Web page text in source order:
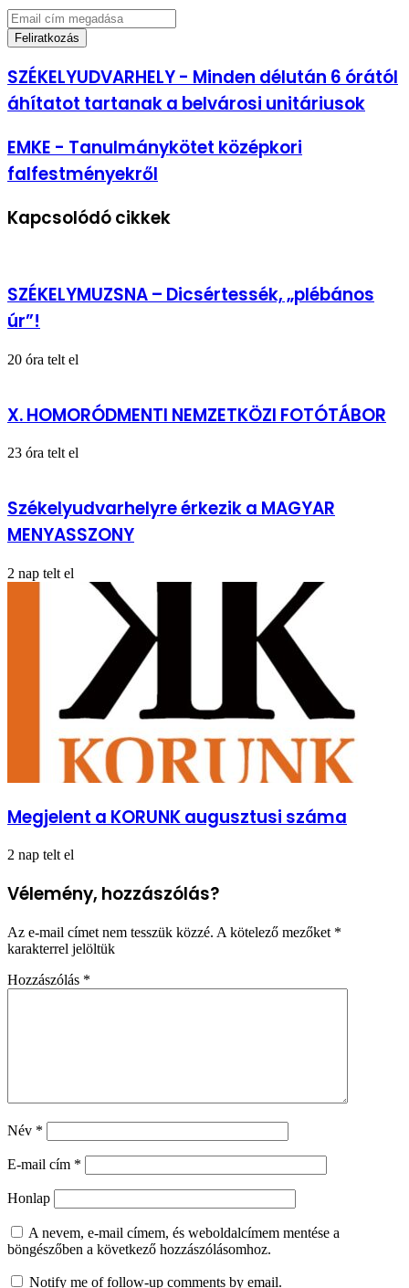
Email
cím
megadása
SZÉKELYUDVARHELY
-
Minden
órától
áhítatot
tartanak
belvárosi
SZÉKELYUDVARHELY - Minden délután 6 órától
áhítatot tartanak a belvárosi unitáriusok
EMKE
-
Tanulmánykötet
falfestményekről
EMKE - Tanulmánykötet középkori
falfestményekről
Kapcsolódó cikkek
SZÉKELYMUZSNA – Dicsértessék, „plébános
úr”!
20 óra telt el
X. HOMORÓDMENTI NEMZETKÖZI FOTÓTÁBOR
23 óra telt el
Székelyudvarhelyre érkezik a MAGYAR
MENYASSZONY
2 nap telt el
Megjelent a KORUNK augusztusi száma
2 nap telt el
Vélemény, hozzászólás?
Az e-mail címet nem tesszük közzé. A kötelező mezőket *
karakterrel jelöltük
Hozzászólás *
Név *
E-mail cím *
Honlap
A nevem, e-mail címem, és weboldalcímem mentése a
böngészőben a következő hozzászólásomhoz.
Notify me of follow-up comments by email.